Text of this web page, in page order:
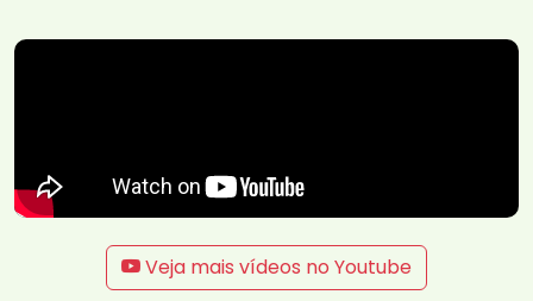
Veja mais vídeos no Youtube